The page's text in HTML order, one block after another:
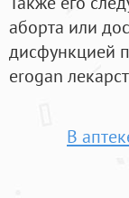
аборта или
дисфункцией
erogan
В